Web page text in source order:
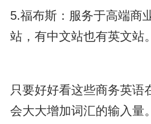
5.福布斯：服务于高端商
站，有中文站也有英文站。
只要好好看这些商务英语
会大大增加词汇的输入量